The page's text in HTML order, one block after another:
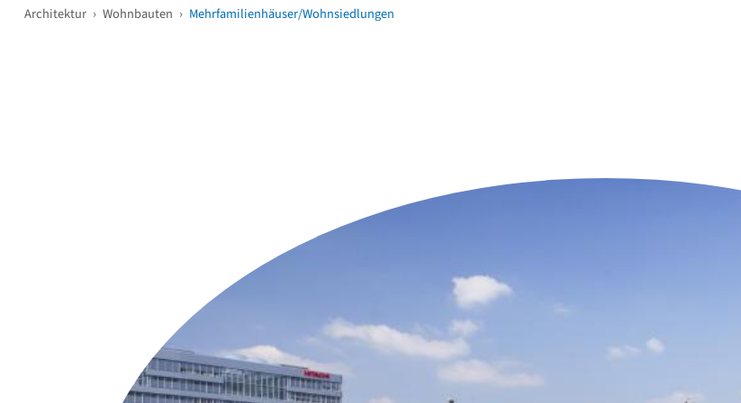
Architektur › Wohnbauten › Mehrfamilienhäuser/Wohnsiedlungen